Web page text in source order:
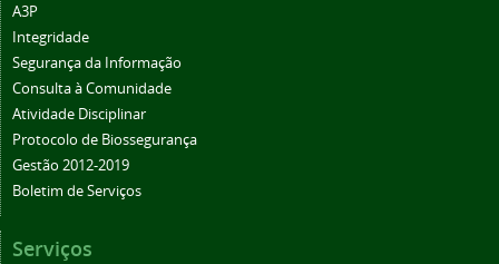
A3P
Integridade
Segurança da Informação
Consulta à Comunidade
Atividade Disciplinar
Protocolo de Biossegurança
Gestão 2012-2019
Boletim de Serviços
Serviços